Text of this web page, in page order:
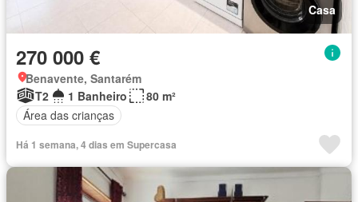
Casa
270 000 €
Benavente, Santarém
T2
1 Banheiro
80 m²
Área das crianças
Há 1 semana, 4 dias em Supercasa